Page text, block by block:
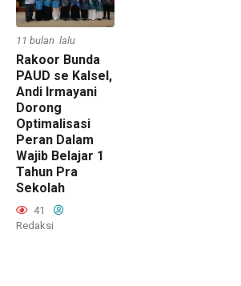
11 bulan lalu
Rakoor Bunda
PAUD se Kalsel,
Andi Irmayani
Dorong
Optimalisasi
Peran Dalam
Wajib Belajar 1
Tahun Pra
Sekolah
41
Redaksi